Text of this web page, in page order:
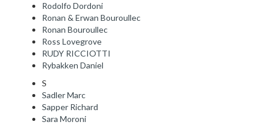
Rodolfo Dordoni
Ronan & Erwan Bouroullec
Ronan Bouroullec
Ross Lovegrove
RUDY RICCIOTTI
Rybakken Daniel
S
Sadler Marc
Sapper Richard
Sara Moroni